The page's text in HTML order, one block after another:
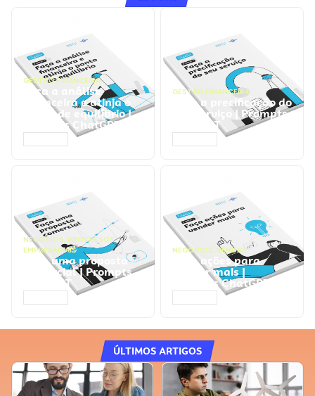
GESTÃO FINANCEIRA
Faça a análise
financeira e atinja o
ponto de equilíbrio |
Prompts ChatGPT
GESTÃO FINANCEIRA
Faça a precificação do
seu serviço | Prompts
ChatGPT
NEGÓCIOS, PROCESSOS
EMPRESARIAIS
Faça uma proposta
comercial | Prompts
ChatGPT
NEGÓCIOS, VENDAS
Faça ações para
vender mais |
Prompts ChatGPT
ÚLTIMOS ARTIGOS